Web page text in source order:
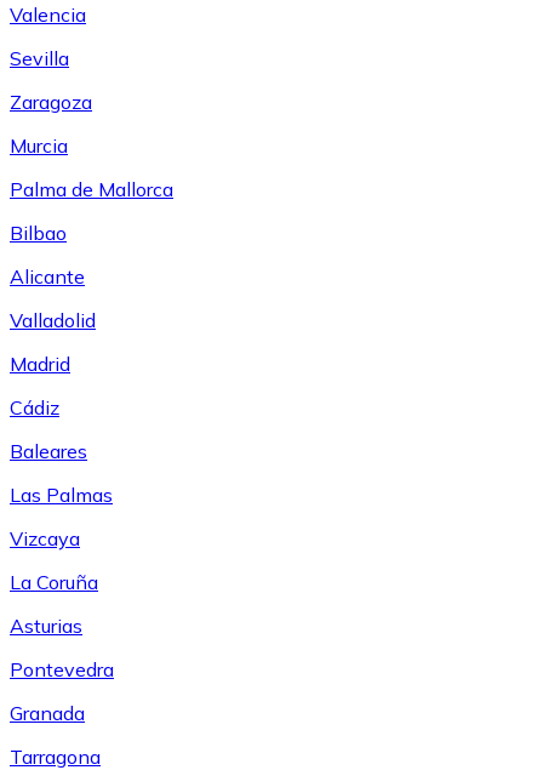
Valencia
Sevilla
Zaragoza
Murcia
Palma de Mallorca
Bilbao
Alicante
Valladolid
Madrid
Cádiz
Baleares
Las Palmas
Vizcaya
La Coruña
Asturias
Pontevedra
Granada
Tarragona